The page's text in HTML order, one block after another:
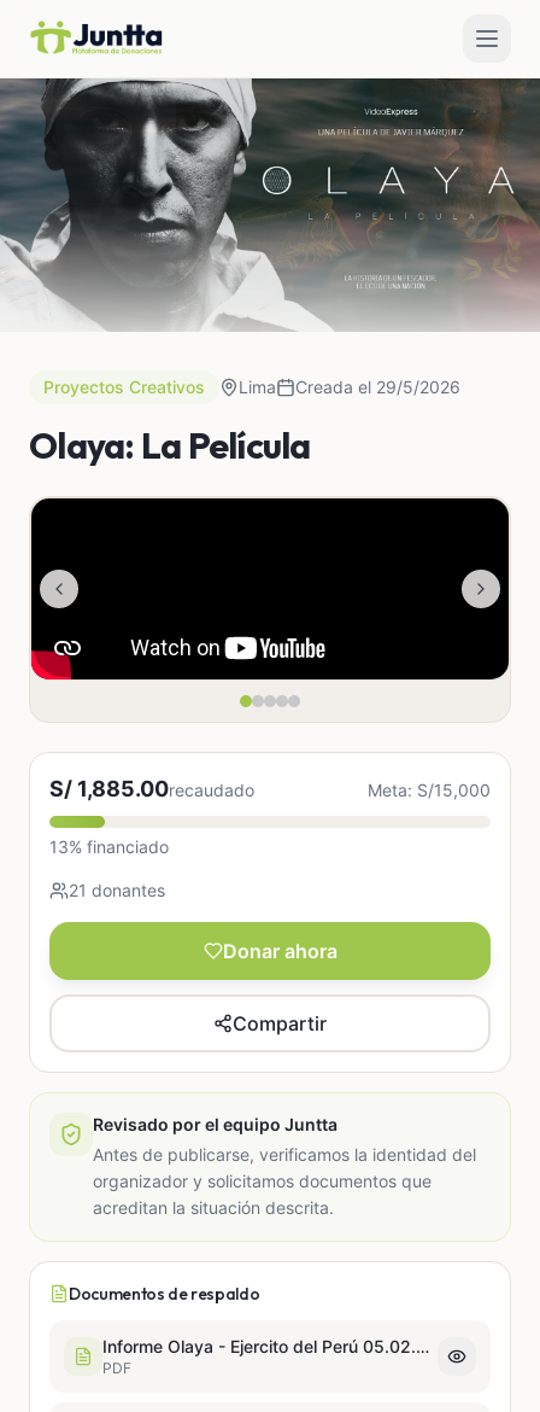
Proyectos Creativos Lima Creada el 29/5/2026
Olaya: La Película
S/ 1,885.00recaudado Meta: S/15,000
13% financiado
21 donantes
Donar ahora
Compartir
Revisado por el equipo Juntta
Antes de publicarse, verificamos la identidad del
organizador y solicitamos documentos que
acreditan la situación descrita.
Documentos de respaldo
Informe Olaya - Ejercito del Perú 05.02.26 (2)-compressed.pdf
PDF